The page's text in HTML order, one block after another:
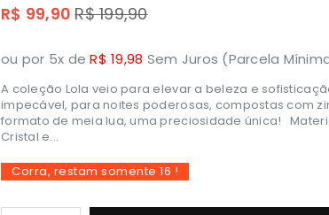
Preço
R$ 99,90 R$ 199,90
ou por 5x deR$ 19,98 Sem Juros (Parcela
A coleção Lola veio para elevar a beleza e
impecável, para noites poderosas, compostas com
formato de meia lua, uma preciosidade única!
Cristal e...
Corra, restam somente 16 !